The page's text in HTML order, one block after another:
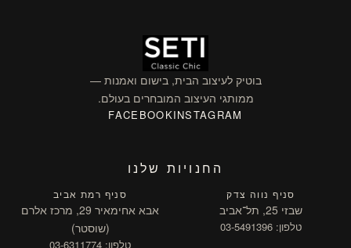
בוטיק לעיצוב הבית, בישום ואמנות —
ממותגי העיצוב המובחרים בעולם.
INSTAGRAM
FACEBOOK
החנויות שלנו
סניף נווה צדק
שבזי 25, תל־אביב
טלפון: 03-5491396
סניף רמת אביב
אבא אחימאיר 29, מרכז אלרם
(שוסטר)
טלפון: 03-6311774